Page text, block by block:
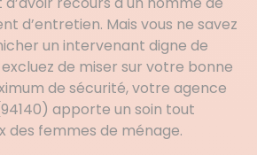
d’entretien. Mais vous ne savez
un intervenant digne de
excluez de miser sur votre bonne
de sécurité, votre agence
apporte un soin tout
des femmes de ménage.